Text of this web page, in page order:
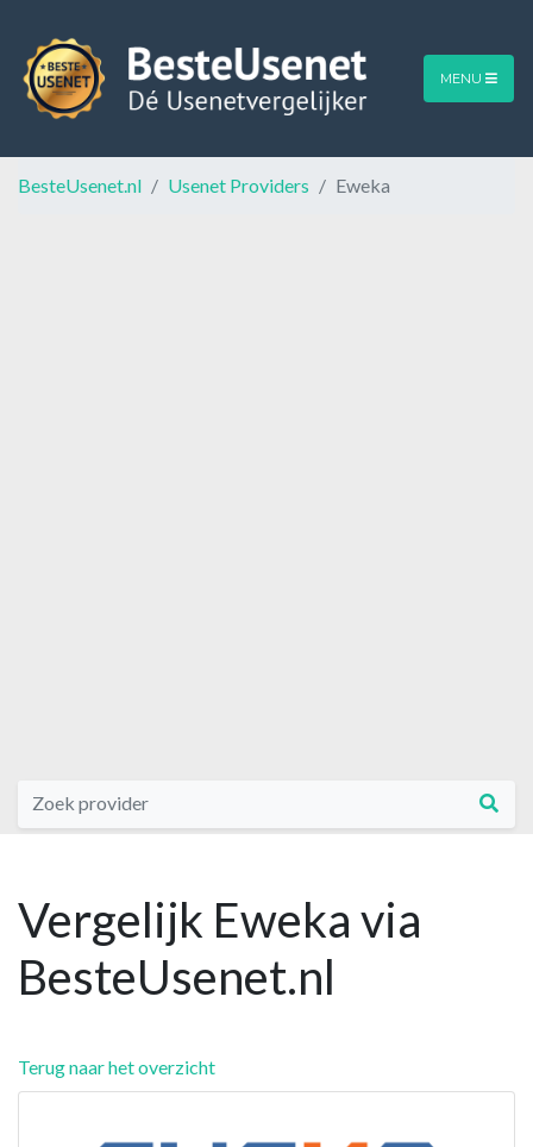
MENU
BesteUsenet.nl Usenet Providers Eweka
Vergelijk Eweka via
BesteUsenet.nl
Terug naar het overzicht